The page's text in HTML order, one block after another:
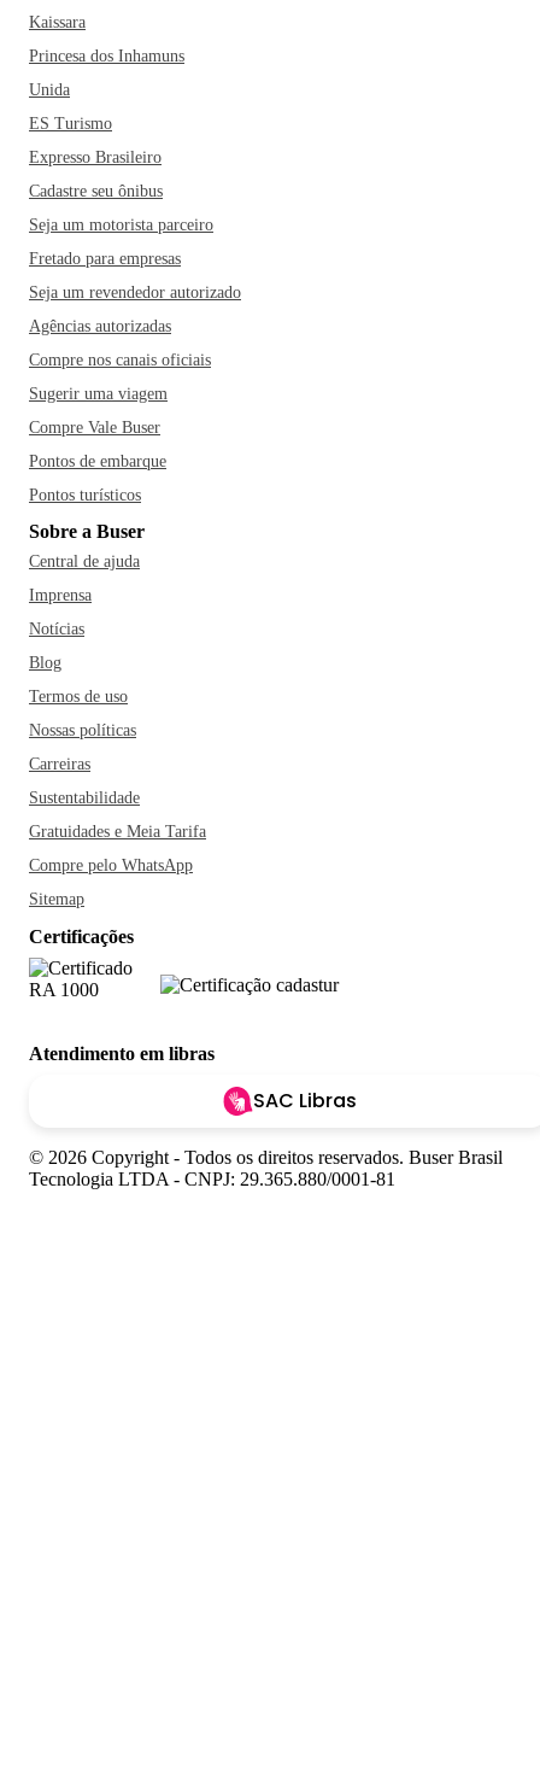
Kaissara
Princesa dos Inhamuns
Unida
ES Turismo
Expresso Brasileiro
Cadastre seu ônibus
Seja um motorista parceiro
Fretado para empresas
Seja um revendedor autorizado
Agências autorizadas
Compre nos canais oficiais
Sugerir uma viagem
Compre Vale Buser
Pontos de embarque
Pontos turísticos
Sobre a Buser
Central de ajuda
Imprensa
Notícias
Blog
Termos de uso
Nossas políticas
Carreiras
Sustentabilidade
Gratuidades e Meia Tarifa
Compre pelo WhatsApp
Sitemap
Certificações
Atendimento em libras
SAC Libras
© 2026 Copyright - Todos os direitos reservados. Buser Brasil
Tecnologia LTDA - CNPJ: 29.365.880/0001-81